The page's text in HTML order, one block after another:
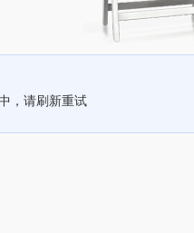
，请刷新重试